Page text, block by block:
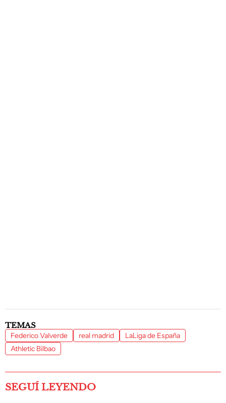
TEMAS
Federico Valverde real madrid
LaLiga de España
Athletic Bilbao
SEGUÍ LEYENDO